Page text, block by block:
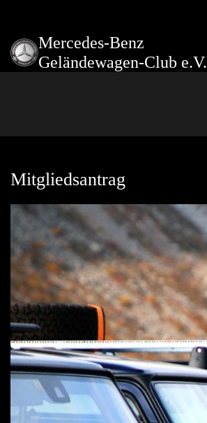
Mercedes-Benz
Geländewagen-Club e.V.
Mitgliedsantrag